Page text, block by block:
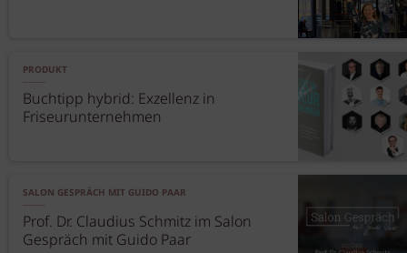
PRODUKT
Buchtipp hybrid: Exzellenz in
Friseurunternehmen
SALON GESPRÄCH MIT GUIDO PAAR
Prof. Dr. Claudius Schmitz im Salon
Gespräch mit Guido Paar